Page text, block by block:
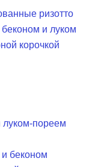
ризотто
и луком
корочкой
луком-пореем
беконом